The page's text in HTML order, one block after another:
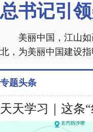
总书记引
美丽中国，江山
北，为美丽中国建设指
专题头条
天天学习｜这条